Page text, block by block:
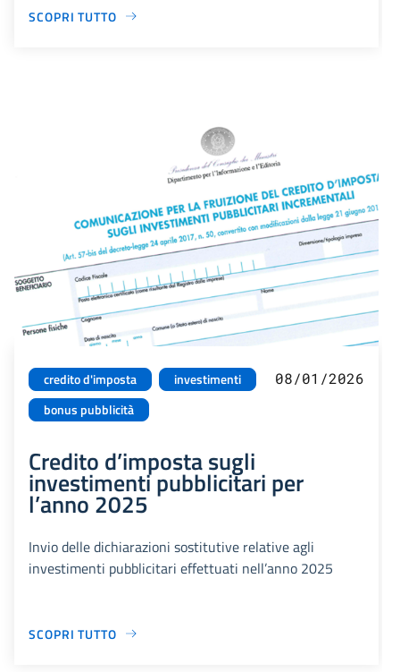
SCOPRI TUTTO
credito d'imposta
investimenti
bonus pubblicità
08/01/2026
Credito d’imposta sugli
investimenti pubblicitari per
l’anno 2025
Invio delle dichiarazioni sostitutive relative agli
investimenti pubblicitari effettuati nell’anno 2025
SCOPRI TUTTO